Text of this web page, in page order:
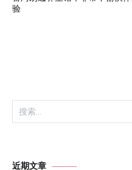
章
验
搜
索：
近期文章